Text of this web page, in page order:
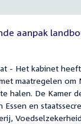
aanpak
- Het kabinet
maatregelen om
halen. De Kamer
Essen en